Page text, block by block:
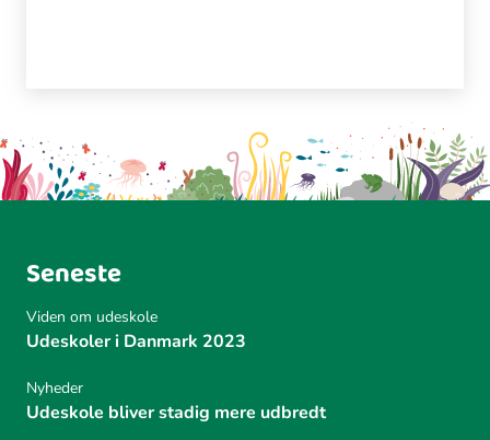
Seneste
Viden om udeskole
Udeskoler i Danmark 2023
Nyheder
Udeskole bliver stadig mere udbredt